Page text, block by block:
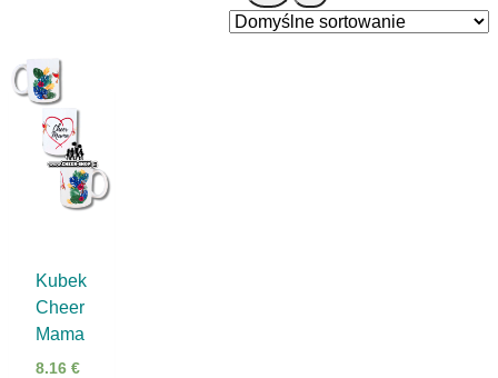
Kubek
Cheer
Mama
8.16 €